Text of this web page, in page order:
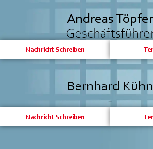
Andreas Töpfer
Nachricht Schreiben
Bernhard Kühn
-
Nachricht Schreiben